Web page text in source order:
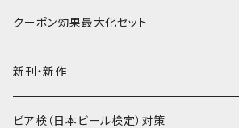
音声データ
PDF＋音声データ
クーポン効果最大化セット
新刊・新作
ビア検（日本ビール検定）対策